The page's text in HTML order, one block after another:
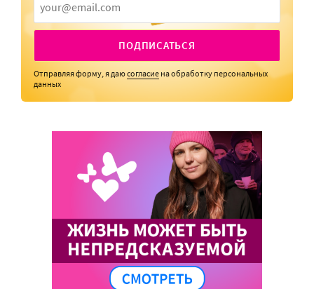
ПОДПИСАТЬСЯ
Отправляя форму, я даюсогласие на обработку персональных
данных